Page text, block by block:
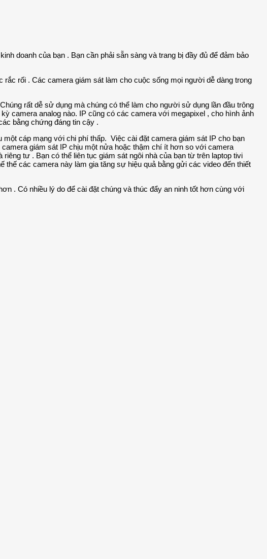
doanh của bạn . Bạn cần phải sẵn sàng và trang bị đầy đủ để đảm bảo
rối . Các camera giám sát làm cho cuộc sống mọi người dễ dàng trong
rất dễ sử dụng mà chúng có thể làm cho người sử dụng lần đầu trông
camera analog nào. IP cũng có các camera với megapixel , cho hình ảnh
bằng chứng đáng tin cậy .
cáp mạng với chi phí thấp. Việc cài đặt camera giám sát IP cho bạn
giám sát IP chịu một nửa hoặc thậm chí ít hơn so với camera
tư . Bạn có thể liên tục giám sát ngôi nhà của bạn từ trên laptop tivi
thế các camera này làm gia tăng sự hiệu quả bằng gửi các video đến thiết
. Có nhiều lý do để cài đặt chúng và thúc đẩy an ninh tốt hơn cùng với